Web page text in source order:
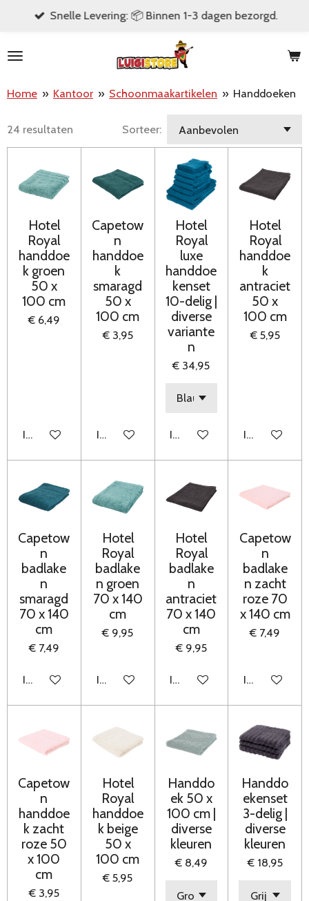
naar
hoofdinhoud
Snelle Levering: 📦 Binnen 1-3 dagen bezorgd.
Home » Kantoor » Schoonmaakartikelen » Handdoeken
24 resultaten Sorteer:
Hotel
Royal
handdoe
k groen
50 x
100 cm
€ 6,49
In winkelwagen
Capetow
n
handdoe
k
smaragd
50 x
100 cm
€ 3,95
In winkelwagen
Hotel
Royal
luxe
handdoe
kenset
10-delig |
diverse
variante
n
€ 34,95
In winkelwagen
Hotel
Royal
handdoe
k
antraciet
50 x
100 cm
€ 5,95
In
Capetow
n
badlake
n
smaragd
70 x 140
cm
€ 7,49
In winkelwagen
Hotel
Royal
badlake
n groen
70 x 140
cm
€ 9,95
In winkelwagen
Hotel
Royal
badlake
n
antraciet
70 x 140
cm
€ 9,95
In winkelwagen
Capetow
n
badlake
n zacht
roze 70
x 140 cm
€ 7,49
In
Capetow
n
handdoe
k zacht
roze 50
x 100
cm
€ 3,95
Hotel
Royal
handdoe
k beige
50 x
100 cm
€ 5,95
Handdo
ek 50 x
100 cm |
diverse
kleuren
€ 8,49
Handdo
ekenset
3-delig |
diverse
kleuren
€ 18,95